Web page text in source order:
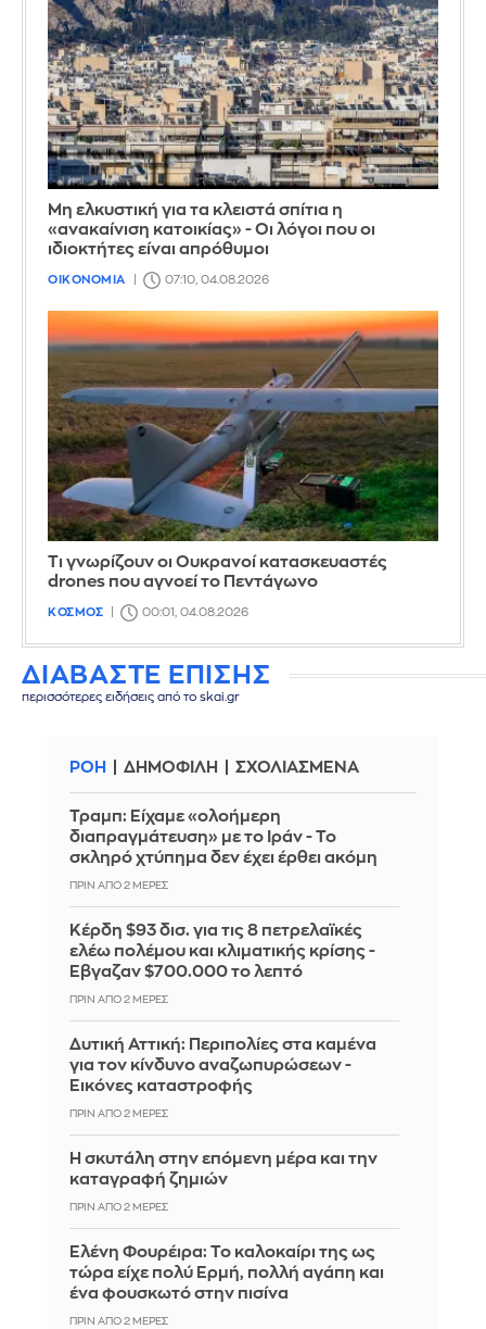
Μη ελκυστική για τα κλειστά σπίτια η
«ανακαίνιση κατοικίας» - Οι λόγοι που οι
ιδιοκτήτες είναι απρόθυμοι
ΟΙΚΟΝΟΜΙΑ 07:10, 04.08.2026
Τι γνωρίζουν οι Ουκρανοί κατασκευαστές
drones που αγνοεί το Πεντάγωνο
ΚΟΣΜΟΣ 00:01, 04.08.2026
ΔΙΑΒΑΣΤΕ ΕΠΙΣΗΣ
περισσότερες ειδήσεις από το skai.gr
ΡΟΗ ΔΗΜΟΦΙΛΗ ΣΧΟΛΙΑΣΜΕΝΑ
Τραμπ: Είχαμε «ολοήμερη
διαπραγμάτευση» με το Ιράν - Το
σκληρό χτύπημα δεν έχει έρθει ακόμη
ΠΡΙΝ ΑΠΌ 2 ΜΈΡΕΣ
Κέρδη $93 δισ. για τις 8 πετρελαϊκές
ελέω πολέμου και κλιματικής κρίσης -
Έβγαζαν $700.000 το λεπτό
ΠΡΙΝ ΑΠΌ 2 ΜΈΡΕΣ
Δυτική Αττική: Περιπολίες στα καμένα
για τον κίνδυνο αναζωπυρώσεων -
Εικόνες καταστροφής
ΠΡΙΝ ΑΠΌ 2 ΜΈΡΕΣ
Η σκυτάλη στην επόμενη μέρα και την
καταγραφή ζημιών
ΠΡΙΝ ΑΠΌ 2 ΜΈΡΕΣ
Ελένη Φουρέιρα: Το καλοκαίρι της ως
τώρα είχε πολύ Ερμή, πολλή αγάπη και
ένα φουσκωτό στην πισίνα
ΠΡΙΝ ΑΠΌ 2 ΜΈΡΕΣ